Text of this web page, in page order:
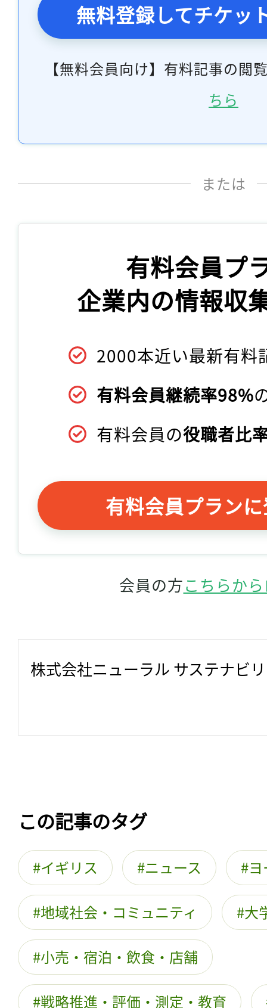
無料登録してチケッ
【無料会員向け】有料記事の閲
ちら
または
有料会員プ
企業内の情報収
2000本近い最新有料
有料会員継続率98%
有料会員の役職者比
有料会員プラン
会員の方こちらか
株式会社ニューラル サステナビ
この記事のタグ
イギリス ニュース
地域社会・コミュニティ 大
小売・宿泊・飲食・店舗
戦略推進・評価・測定・教育